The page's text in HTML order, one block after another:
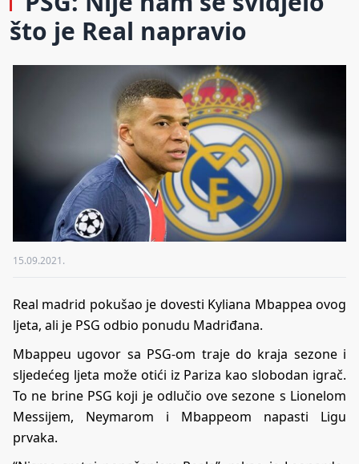
što je Real napravio
15.09.2021.
Real madrid pokušao je dovesti Kyliana Mbappea ovog
ljeta, ali je PSG odbio ponudu Madriđana.
Mbappeu ugovor sa PSG-om traje do kraja sezone i
sljedećeg ljeta može otići iz Pariza kao slobodan igrač.
To ne brine PSG koji je odlučio ove sezone s Lionelom
Messijem, Neymarom i Mbappeom napasti Ligu
prvaka.